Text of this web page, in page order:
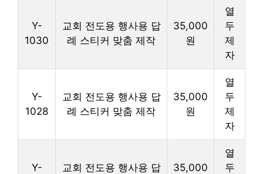
Y-
1030
교회 전도용 행사용 답
례 스티커 맞춤 제작
35,000
원
열
두
제
자
Y-
1028
교회 전도용 행사용 답
례 스티커 맞춤 제작
35,000
원
열
두
제
자
Y-
교회 전도용 행사용 답
35,000
열
두